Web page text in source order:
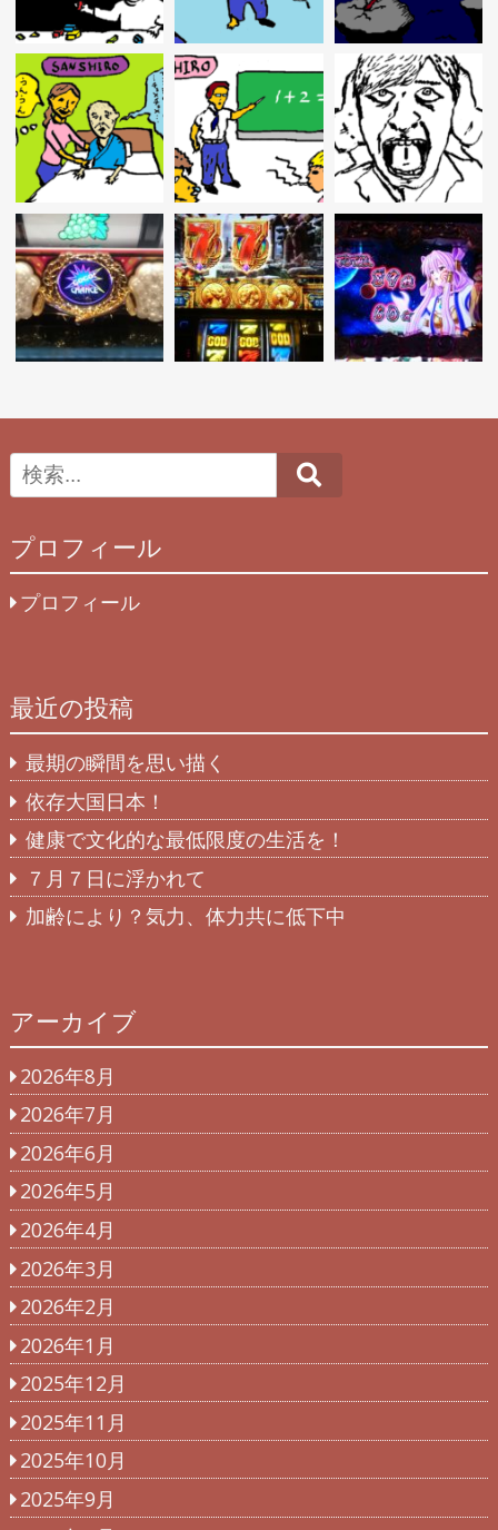
ョ
ン
プロフィール
プロフィール
最近の投稿
最期の瞬間を思い描く
依存大国日本！
健康で文化的な最低限度の生活を！
７月７日に浮かれて
加齢により？気力、体力共に低下中
アーカイブ
2026年8月
2026年7月
2026年6月
2026年5月
2026年4月
2026年3月
2026年2月
2026年1月
2025年12月
2025年11月
2025年10月
2025年9月